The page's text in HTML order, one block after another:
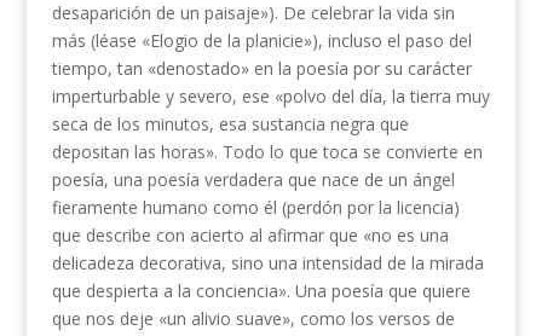
desaparición de un paisaje»). De celebrar la vida sin
más (léase «Elogio de la planicie»), incluso el paso del
tiempo, tan «denostado» en la poesía por su carácter
imperturbable y severo, ese «polvo del día, la tierra muy
seca de los minutos, esa sustancia negra que
depositan las horas». Todo lo que toca se convierte en
poesía, una poesía verdadera que nace de un ángel
fieramente humano como él (perdón por la licencia)
que describe con acierto al afirmar que «no es una
delicadeza decorativa, sino una intensidad de la mirada
que despierta a la conciencia». Una poesía que quiere
que nos deje «un alivio suave», como los versos de